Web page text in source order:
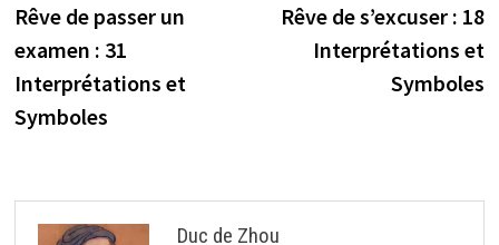
de
l’article
précédente :
Rêve de passer un
examen : 31
Interprétations et
Symboles
Rêve de s’excuser : 18
Interprétations et
Symboles
Duc de Zhou